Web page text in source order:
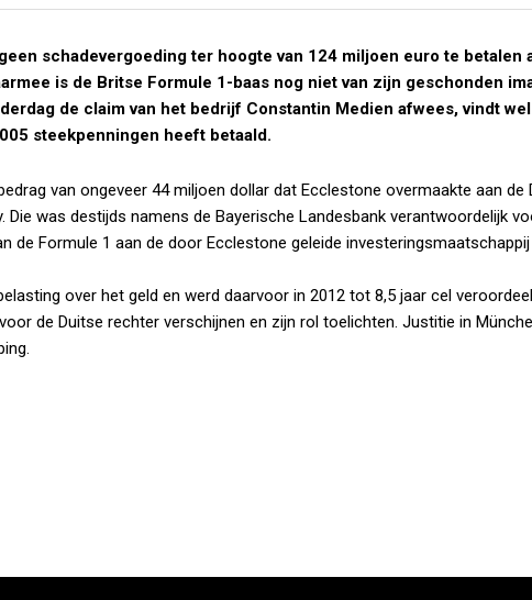
schadevergoeding ter hoogte van 124 miljoen euro te betalen
is de Britse Formule 1-baas nog niet van zijn geschonden
de claim van het bedrijf Constantin Medien afwees, vindt
steekpenningen heeft betaald.
van ongeveer 44 miljoen dollar dat Ecclestone overmaakte aan de
Die was destijds namens de Bayerische Landesbank verantwoordelijk
de Formule 1 aan de door Ecclestone geleide investeringsmaatschappij
over het geld en werd daarvoor in 2012 tot 8,5 jaar cel
de Duitse rechter verschijnen en zijn rol toelichten. Justitie in